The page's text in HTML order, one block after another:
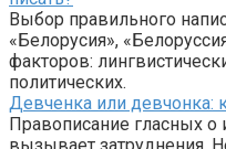
Выбор правильного
«Белорусия»,
факторов:
политических.
Девченка или девчонка:
Правописание гласных